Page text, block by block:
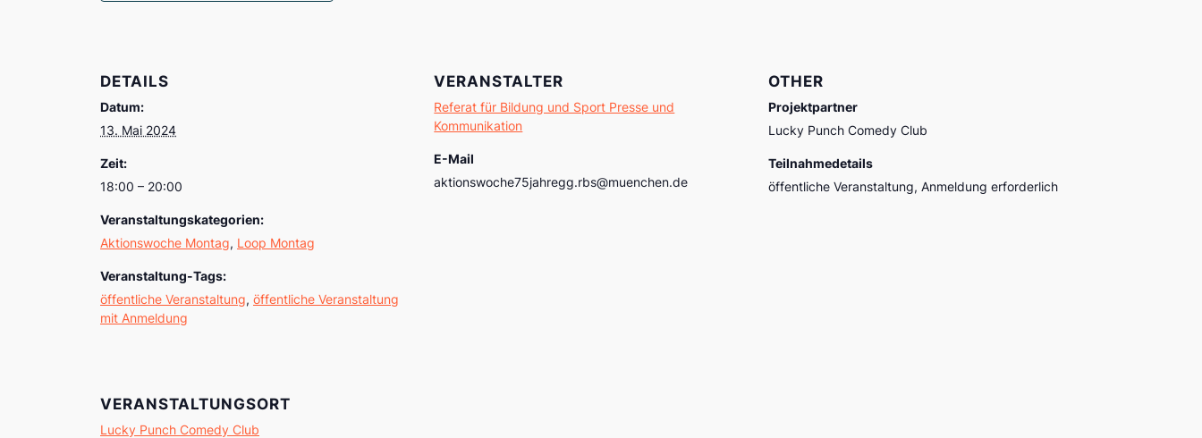
DETAILS
Datum:
13. Mai 2024
Zeit:
18:00 – 20:00
Veranstaltungskategorien:
Aktionswoche Montag, Loop Montag
Veranstaltung-Tags:
öffentliche Veranstaltung, öffentliche Veranstaltung
mit Anmeldung
VERANSTALTER
Referat für Bildung und Sport Presse und
Kommunikation
E-Mail
aktionswoche75jahregg.rbs@muenchen.de
OTHER
Projektpartner
Lucky Punch Comedy Club
Teilnahmedetails
öffentliche Veranstaltung, Anmeldung erforderlich
VERANSTALTUNGSORT
Lucky Punch Comedy Club